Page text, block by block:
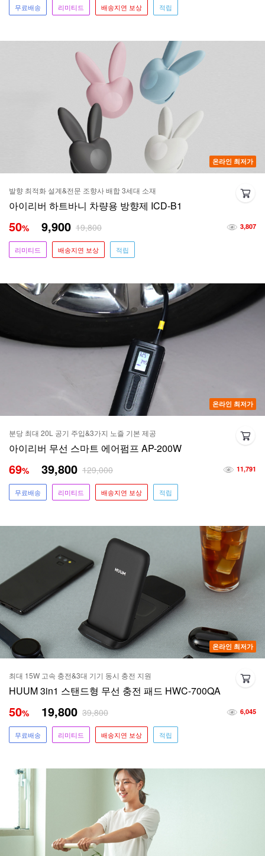
무료배송 리미티드 배송지연 보상 적립
온라인 최저가
발향 최적화 설계&전문 조향사 배합 3세대 소재
아이리버 하트바니 차량용 방향제 ICD-B1
3,807
50% 9,900 19,800
리미티드 배송지연 보상 적립
온라인 최저가
분당 최대 20L 공기 주입&3가지 노즐 기본 제공
아이리버 무선 스마트 에어펌프 AP-200W
11,791
69% 39,800 129,000
무료배송 리미티드 배송지연 보상 적립
온라인 최저가
최대 15W 고속 충전&3대 기기 동시 충전 지원
HUUM 3in1 스탠드형 무선 충전 패드 HWC-700QA
6,045
50% 19,800 39,800
무료배송 리미티드 배송지연 보상 적립